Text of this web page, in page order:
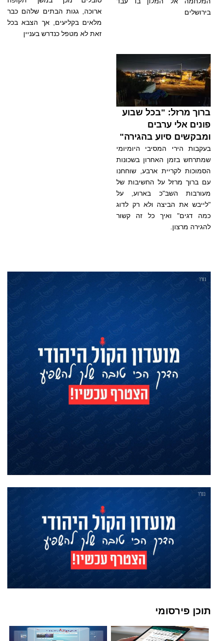
בירושלים
ארוכה, גגות הבתים שלהם כבר
מלאים בקליעים, אך הצבא בכל
זאת לא מטפל כנדרש בעניין
ברוך מרזל: "בכל שבוע
פונים אלי ערבים
ומבקשים סיוע בהגירה"
בעקבות הירי המסיבי היומיומי
שמתרחש בזמן האחרון בשכונות
הסמוכות לקריית ארבע, שוחחנו
עם ברוך מרזל על החשיבות של
מעורבות השב"כ בארוע, על
"לייבש את הביצה ולא רק לדוג
כמה דגים" ואיך כל זה קשור
להגירה מרצון.
תוכן פירסומי